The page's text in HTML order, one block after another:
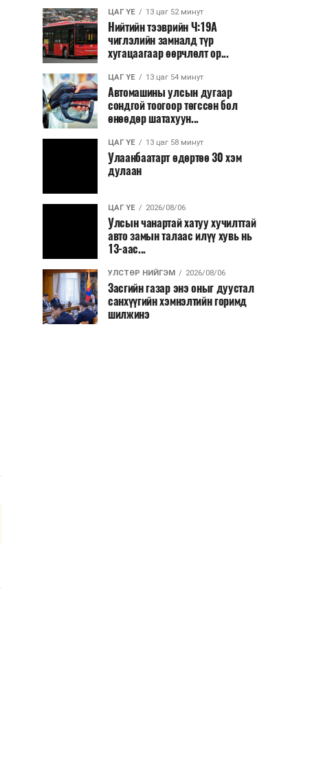
ЦАГ ҮЕ 13 цаг 52 минут
Нийтийн тээврийн Ч:19А
чиглэлийн замналд түр
хугацаагаар өөрчлөлт ор...
ЦАГ ҮЕ 13 цаг 54 минут
Автомашины улсын дугаар
сондгой тоогоор төгссөн бол
өнөөдөр шатахуун...
ЦАГ ҮЕ 13 цаг 58 минут
Улаанбаатарт өдөртөө 30 хэм
дулаан
ЦАГ ҮЕ 2026/08/06
Улсын чанартай хатуу хучилттай
авто замын талаас илүү хувь нь
13-аас...
УЛСТӨР НИЙГЭМ 2026/08/06
Засгийн газар энэ оныг дуустал
санхүүгийн хэмнэлтийн горимд
шилжинэ